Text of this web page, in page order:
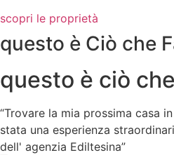
scopri le proprietà
questo è Ciò che
questo è ciò
“Trovare la mia prossima casa
stata una esperienza
dell' agenzia Ediltesina”